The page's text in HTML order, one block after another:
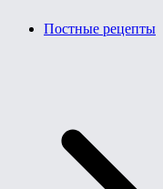
Постные рецепты